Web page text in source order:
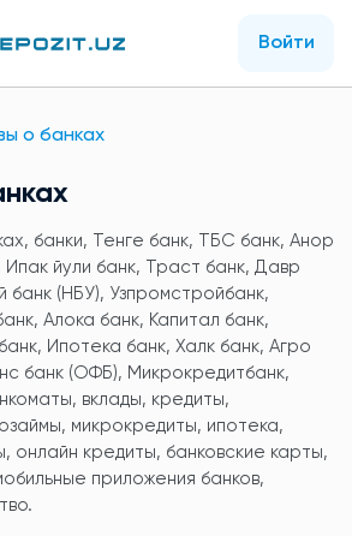
Войти
о банках
банки, Тенге банк, ТБС банк, Анор
Ипак йули банк, Траст банк, Давр
банк (НБУ), Узпромстройбанк,
Алока банк, Капитал банк,
Ипотека банк, Халк банк, Агро
банк (ОФБ), Микрокредитбанк,
вклады, кредиты,
микрокредиты, ипотека,
онлайн кредиты, банковские карты,
приложения банков,